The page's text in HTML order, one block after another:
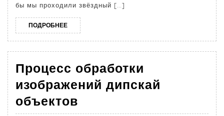
бы мы проходили звёздный […]
ПОДРОБНЕЕ
Процесс обработки
изображений дипскай
объектов